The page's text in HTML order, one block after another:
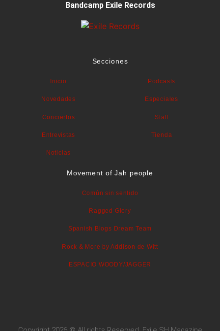
Bandcamp Exile Records
Secciones
Inicio
Novedades
Conciertos
Entrevistas
Noticias
Podcasts
Especiales
Staff
Tienda
Movement of Jah people
Común sin sentido
Ragged Glory
Spanish Blogs Dream Team
Rock & More by Addison de Witt
ESPACIO WOODY/JAGGER